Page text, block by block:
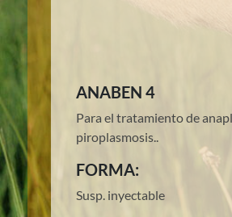
ANABEN 4
Para el tratamiento de
piroplasmosis..
FORMA:
Susp. inyectable